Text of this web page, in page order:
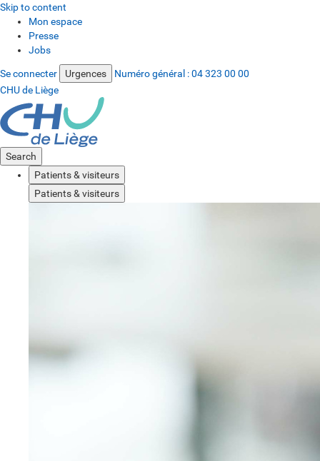
Skip to content
Mon espace
Presse
Jobs
Se connecter Urgences Numéro général :04 323 00 00
CHU de Liège
Search
Patients & visiteurs
Patients & visiteurs